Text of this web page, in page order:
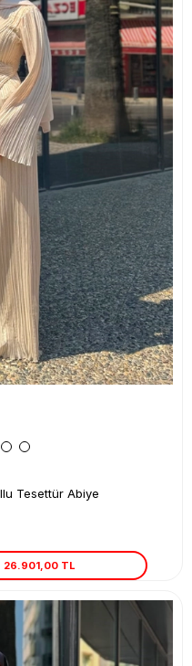
Tesettür Abiye
26.901,00 TL